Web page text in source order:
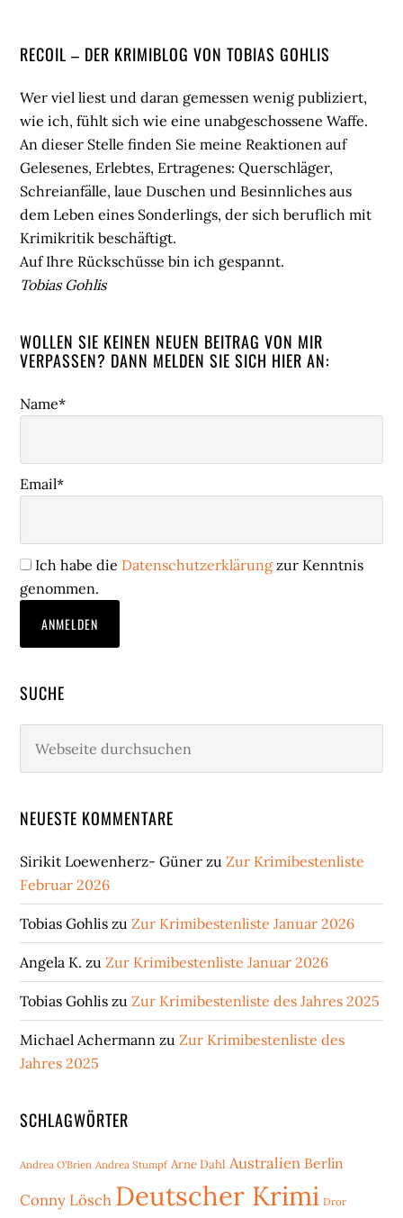
Seitenspalte
RECOIL – DER KRIMIBLOG VON TOBIAS GOHLIS
Wer viel liest und daran gemessen wenig publiziert,
wie ich, fühlt sich wie eine unabgeschossene Waffe.
An dieser Stelle finden Sie meine Reaktionen auf
Gelesenes, Erlebtes, Ertragenes: Querschläger,
Schreianfälle, laue Duschen und Besinnliches aus
dem Leben eines Sonderlings, der sich beruflich mit
Krimikritik beschäftigt.
Auf Ihre Rückschüsse bin ich gespannt.
Tobias Gohlis
WOLLEN SIE KEINEN NEUEN BEITRAG VON MIR
VERPASSEN? DANN MELDEN SIE SICH HIER AN:
Name*
Email*
Ich habe die Datenschutzerklärung zur Kenntnis
genommen.
SUCHE
durchsuchen
NEUESTE KOMMENTARE
Sirikit Loewenherz- Güner zuZur Krimibestenliste
Februar 2026
Tobias Gohlis zuZur Krimibestenliste Januar 2026
Angela K. zuZur Krimibestenliste Januar 2026
Tobias Gohlis zuZur Krimibestenliste des Jahres 2025
Michael Achermann zuZur Krimibestenliste des
Jahres 2025
SCHLAGWÖRTER
Andrea O'Brien Andrea Stumpf Arne Dahl Australien Berlin
Conny Lösch Deutscher Krimi Dror